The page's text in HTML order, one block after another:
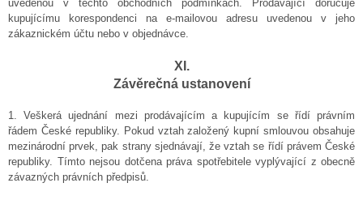
uvedenou v těchto obchodních podmínkách. Prodávající doručuje
kupujícímu korespondenci na e-mailovou adresu uvedenou v jeho
zákaznickém účtu nebo v objednávce.
XI.
Závěrečná ustanovení
1.Veškerá ujednání mezi prodávajícím a kupujícím se řídí právním
řádem České republiky. Pokud vztah založený kupní smlouvou obsahuje
mezinárodní prvek, pak strany sjednávají, že vztah se řídí právem České
republiky. Tímto nejsou dotčena práva spotřebitele vyplývající z obecně
závazných právních předpisů.